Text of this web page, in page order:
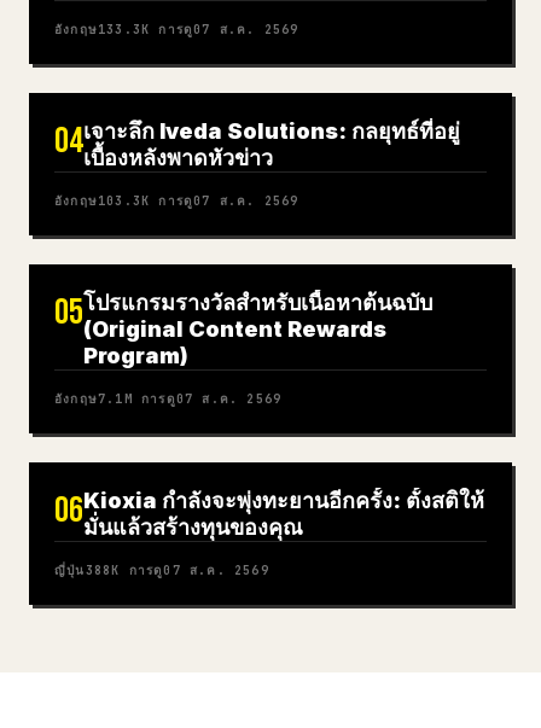
อังกฤษ133.3K การดู07 ส.ค. 2569
04เจาะลึก Iveda Solutions: กลยุทธ์ที่อยู่
เบื้องหลังพาดหัวข่าว
อังกฤษ103.3K การดู07 ส.ค. 2569
05โปรแกรมรางวัลสำหรับเนื้อหาต้นฉบับ
(Original Content Rewards
Program)
อังกฤษ7.1M การดู07 ส.ค. 2569
06Kioxia กำลังจะพุ่งทะยานอีกครั้ง: ตั้งสติให้
มั่นแล้วสร้างทุนของคุณ
ญี่ปุ่น388K การดู07 ส.ค. 2569